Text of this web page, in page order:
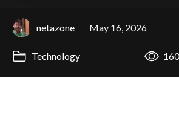
netazone May 16, 2026
Technology